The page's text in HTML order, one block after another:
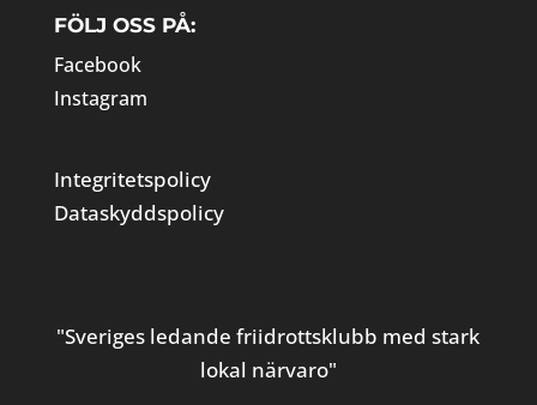
FÖLJ OSS PÅ:
Facebook
Instagram
Integritetspolicy
Dataskyddspolicy
"Sveriges ledande friidrottsklubb med stark
lokal närvaro"